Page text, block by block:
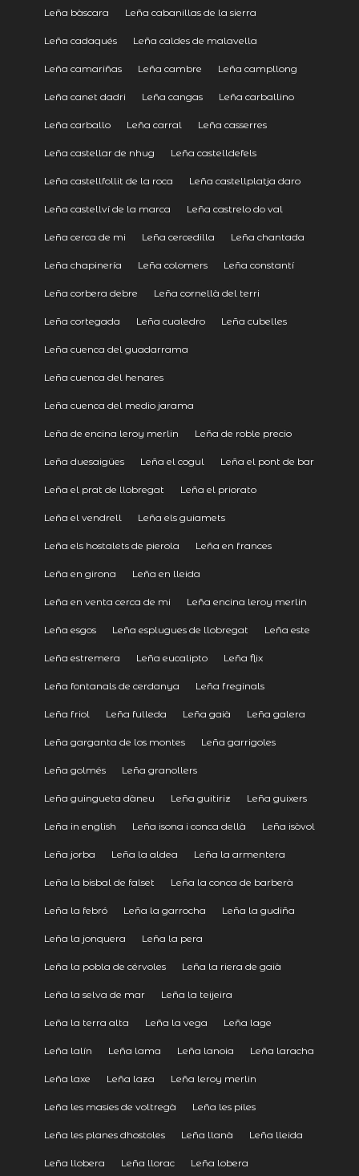
Leña bàscara Leña cabanillas de la sierra
Leña cadaqués Leña caldes de malavella
Leña camariñas Leña cambre Leña campllong
Leña canet dadri Leña cangas Leña carballino
Leña carballo Leña carral Leña casserres
Leña castellar de nhug Leña castelldefels
Leña castellfollit de la roca Leña castellplatja daro
Leña castellví de la marca Leña castrelo do val
Leña cerca de mi Leña cercedilla Leña chantada
Leña chapinería Leña colomers Leña constantí
Leña corbera debre Leña cornellà del terri
Leña cortegada Leña cualedro Leña cubelles
Leña cuenca del guadarrama
Leña cuenca del henares
Leña cuenca del medio jarama
Leña de encina leroy merlin Leña de roble precio
Leña duesaigües Leña el cogul Leña el pont de bar
Leña el prat de llobregat Leña el priorato
Leña el vendrell Leña els guiamets
Leña els hostalets de pierola Leña en frances
Leña en girona Leña en lleida
Leña en venta cerca de mi Leña encina leroy merlin
Leña esgos Leña esplugues de llobregat Leña este
Leña estremera Leña eucalipto Leña flix
Leña fontanals de cerdanya Leña freginals
Leña friol Leña fulleda Leña gaià Leña galera
Leña garganta de los montes Leña garrigoles
Leña golmés Leña granollers
Leña guingueta dàneu Leña guitiriz Leña guixers
Leña in english Leña isona i conca dellà Leña isòvol
Leña jorba Leña la aldea Leña la armentera
Leña la bisbal de falset Leña la conca de barberà
Leña la febró Leña la garrocha Leña la gudiña
Leña la jonquera Leña la pera
Leña la pobla de cérvoles Leña la riera de gaià
Leña la selva de mar Leña la teijeira
Leña la terra alta Leña la vega Leña lage
Leña lalín Leña lama Leña lanoia Leña laracha
Leña laxe Leña laza Leña leroy merlin
Leña les masies de voltregà Leña les piles
Leña les planes dhostoles Leña llanà Leña lleida
Leña llobera Leña llorac Leña lobera